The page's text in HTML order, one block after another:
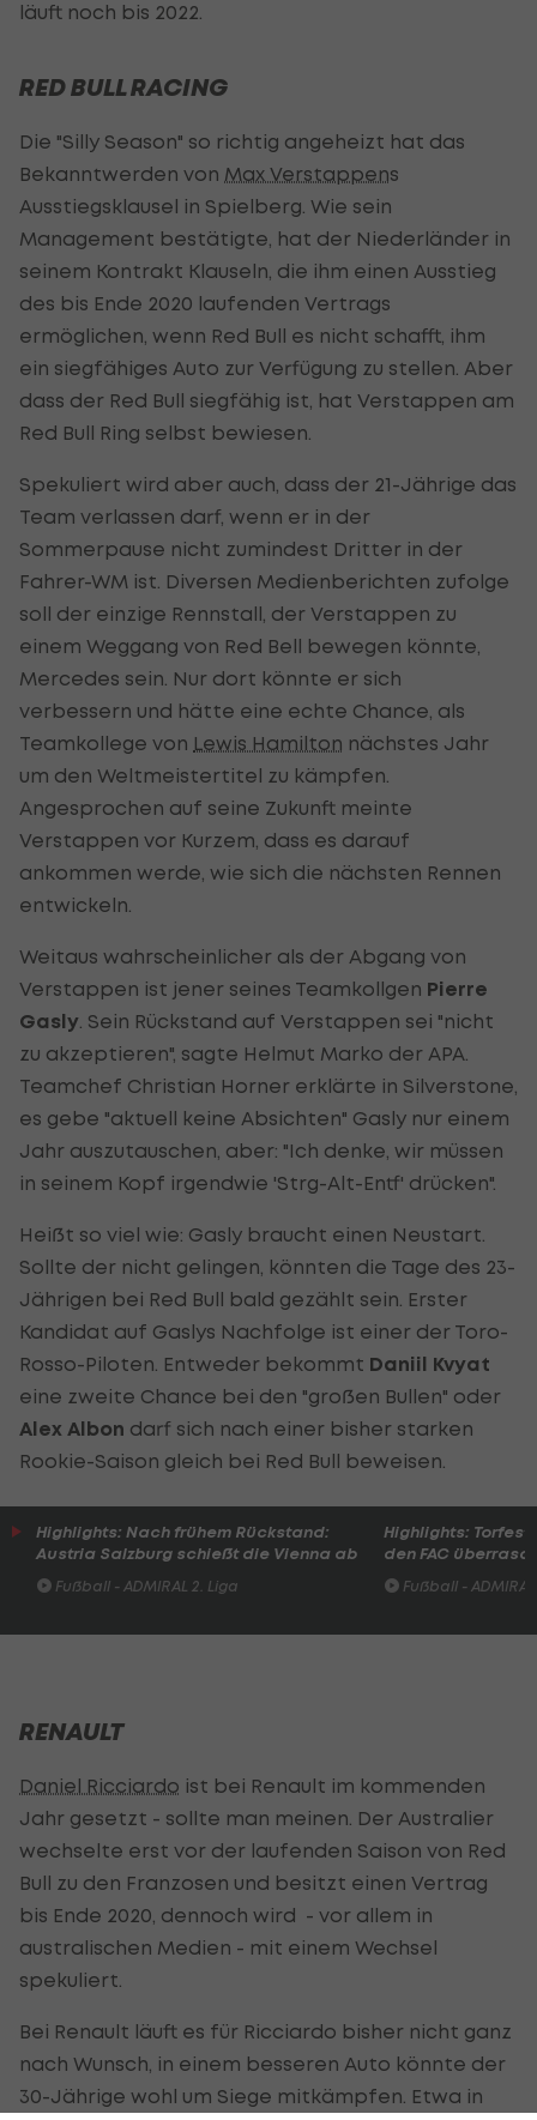
läuft noch bis 2022.
RED BULL RACING
Die "Silly Season" so richtig angeheizt hat das
Bekanntwerden von Max Verstappens
Ausstiegsklausel in Spielberg. Wie sein
Management bestätigte, hat der Niederländer in
seinem Kontrakt Klauseln, die ihm einen Ausstieg
des bis Ende 2020 laufenden Vertrags
ermöglichen, wenn Red Bull es nicht schafft, ihm
ein siegfähiges Auto zur Verfügung zu stellen. Aber
dass der Red Bull siegfähig ist, hat Verstappen am
Red Bull Ring selbst bewiesen.
Spekuliert wird aber auch, dass der 21-Jährige das
Team verlassen darf, wenn er in der
Sommerpause nicht zumindest Dritter in der
Fahrer-WM ist. Diversen Medienberichten zufolge
soll der einzige Rennstall, der Verstappen zu
einem Weggang von Red Bell bewegen könnte,
Mercedes sein. Nur dort könnte er sich
verbessern und hätte eine echte Chance, als
Teamkollege von Lewis Hamilton nächstes Jahr
um den Weltmeistertitel zu kämpfen.
Angesprochen auf seine Zukunft meinte
Verstappen vor Kurzem, dass es darauf
ankommen werde, wie sich die nächsten Rennen
entwickeln.
Weitaus wahrscheinlicher als der Abgang von
Verstappen ist jener seines Teamkollgen Pierre
Gasly . Sein Rückstand auf Verstappen sei "nicht
zu akzeptieren", sagte Helmut Marko der APA.
Teamchef Christian Horner erklärte in Silverstone,
es gebe "aktuell keine Absichten" Gasly nur einem
Jahr auszutauschen, aber: "Ich denke, wir müssen
in seinem Kopf irgendwie 'Strg-Alt-Entf' drücken".
Heißt so viel wie: Gasly braucht einen Neustart.
Sollte der nicht gelingen, könnten die Tage des 23-
Jährigen bei Red Bull bald gezählt sein. Erster
Kandidat auf Gaslys Nachfolge ist einer der Toro-
Rosso-Piloten. Entweder bekommt Daniil Kvyat
eine zweite Chance bei den "großen Bullen" oder
Alex Albon darf sich nach einer bisher starken
Rookie-Saison gleich bei Red Bull beweisen.
Highlights: Nach frühem Rückstand:
Austria Salzburg schießt die Vienna ab
Fußball - ADMIRAL 2. Liga
Highlights:
den FAC
Fußball -
RENAULT
Daniel Ricciardo ist bei Renault im kommenden
Jahr gesetzt - sollte man meinen. Der Australier
wechselte erst vor der laufenden Saison von Red
Bull zu den Franzosen und besitzt einen Vertrag
bis Ende 2020, dennoch wird - vor allem in
australischen Medien - mit einem Wechsel
spekuliert.
Bei Renault läuft es für Ricciardo bisher nicht ganz
nach Wunsch, in einem besseren Auto könnte der
30-Jährige wohl um Siege mitkämpfen. Etwa in